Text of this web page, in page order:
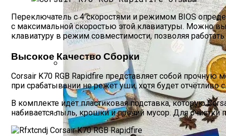
Роллетные Ворота
Барнхаусы: Строительство Под Ключ
Переключатель с 4 скоростями и режимом BIOS
с максимальной скоростью этой клавиатуры. Можно
клавиатуру в режим совместимости, позволяя
Высокое Качество Сборки
Corsair K70 RGB Rapidfire представляет собой
при срабатывании не режет уши, хотя будет
В комплекте идёт пластиковая подставка, которую
набивается пыль, крошки и прочий мусор. Для очистки